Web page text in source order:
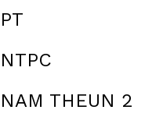
PT
NTPC
NAM THEUN 2